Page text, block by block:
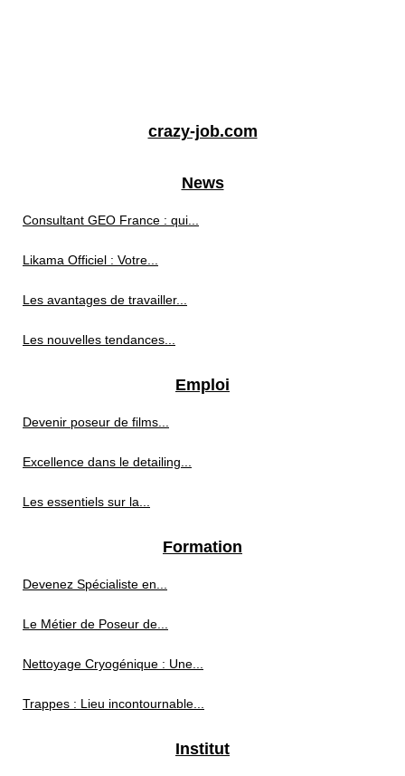
crazy-job.com
News
Consultant GEO France : qui...
Likama Officiel : Votre...
Les avantages de travailler...
Les nouvelles tendances...
Emploi
Devenir poseur de films...
Excellence dans le detailing...
Les essentiels sur la...
Formation
Devenez Spécialiste en...
Le Métier de Poseur de...
Nettoyage Cryogénique : Une...
Trappes : Lieu incontournable...
Institut